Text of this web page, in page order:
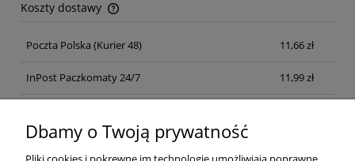
Koszty dostawy
Cena nie zawiera ewentualnych kosztów płatności
Poczta Polska (Kurier 48) 11,66 zł
InPost Paczkomaty 24/7 11,99 zł
Dbamy o Twoją prywatność